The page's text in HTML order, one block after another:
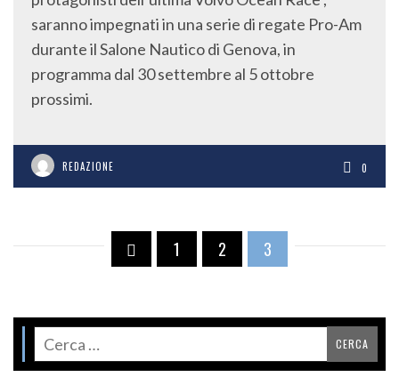
saranno impegnati in una serie di regate Pro-Am
durante il Salone Nautico di Genova, in
programma dal 30 settembre al 5 ottobre
prossimi.
REDAZIONE 0
1 2 3